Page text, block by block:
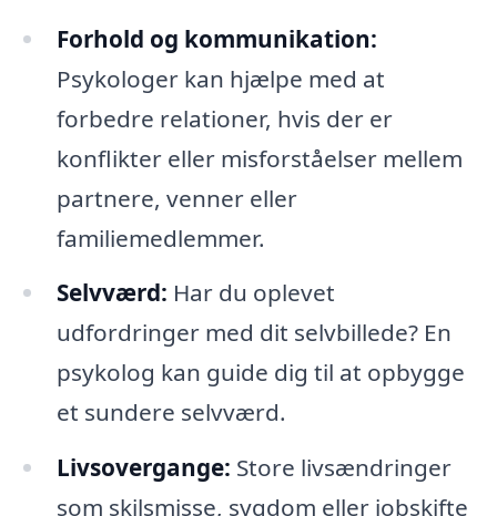
Forhold og kommunikation:
Psykologer kan hjælpe med at
forbedre relationer, hvis der er
konflikter eller misforståelser mellem
partnere, venner eller
familiemedlemmer.
Selvværd: Har du oplevet
udfordringer med dit selvbillede? En
psykolog kan guide dig til at opbygge
et sundere selvværd.
Livsovergange: Store livsændringer
som skilsmisse, sygdom eller jobskifte